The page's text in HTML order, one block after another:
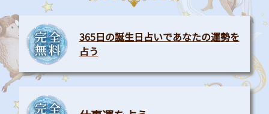
365日の誕生日占いであなたの運勢を
占う